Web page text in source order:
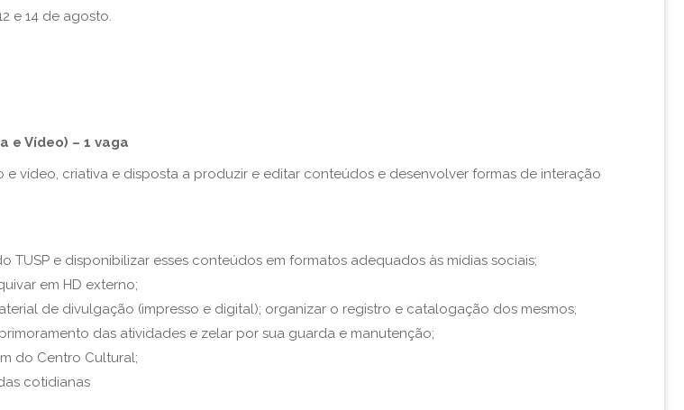
e 14 de agosto.
e Vídeo) – 1 vaga
e vídeo, criativa e disposta a produzir e editar conteúdos e desenvolver formas de interação
TUSP e disponibilizar esses conteúdos em formatos adequados às mídias sociais;
em HD externo;
de divulgação (impresso e digital); organizar o registro e catalogação dos mesmos;
mento das atividades e zelar por sua guarda e manutenção;
do Centro Cultural;
cotidianas